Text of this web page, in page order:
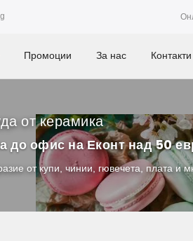
Промоции За нас Контакти
от керамика
до офис на Еконт над 50
от купи, чинии, гювечета, плата и